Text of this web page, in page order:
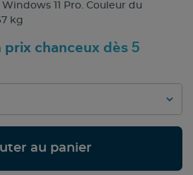
11 Pro. Couleur du
kg
prix chanceux dès 5
au panier